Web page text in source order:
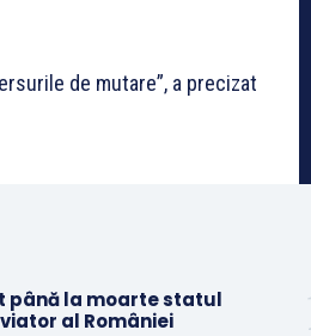
de mutare”, a precizat
până la moarte statul
al României